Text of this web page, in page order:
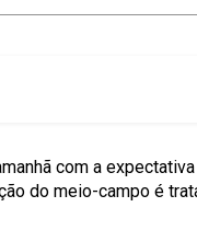
com a
do meio-campo é